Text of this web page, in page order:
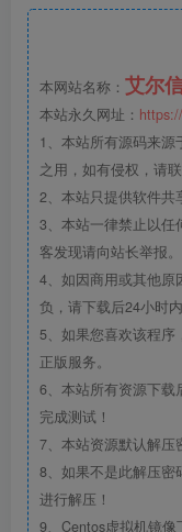
本网站名称： 艾尔
本站永久网址：
1、本站所有源码来源
之用，如有侵权，请
2、本站只提供软件共
3、本站一律禁止以任
客发现请向站长举报。
4、如因商用或其他原
负，请下载后24小时
5、如果您喜欢该程
正版服务。
6、本站所有资源下载
完成测试！
7、本站资源默认解压
8、如果不是此解压密
进行解压！
9、Centos虚拟机镜